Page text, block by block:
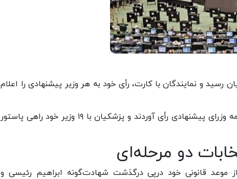
رسید و نمایندگان با کارت، رأی خود به هر وزیر پیشنهادی را اعلام
بعد از نطق طوفانی مسعود پزشکیان در دفاعیه آخر، همه وزرای پیشنهادی رأی آوردند و پزشکیان با ۱۹ وزیر خود راهی پاستور
دو مرحله‌ای
موعد قانونی خود درپی درگذشت شهادت‌گونه ابراهیم رئیسی و